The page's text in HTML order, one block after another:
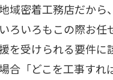
域密着工務店だから
ろいろもこの際お任
を受けられる要件に
合「どこを工事すれ